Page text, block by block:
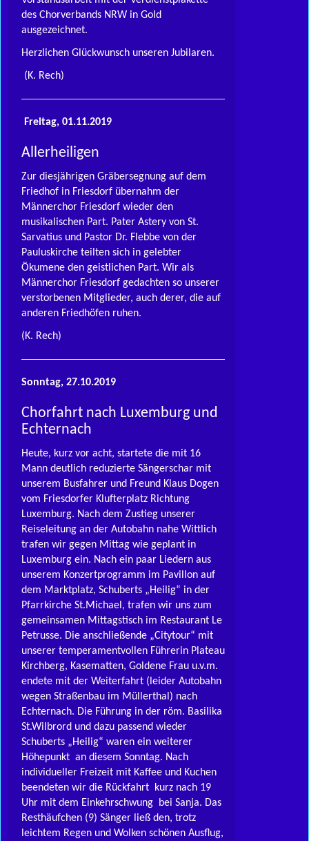
des Chorverbands NRW in Gold
ausgezeichnet.
Herzlichen Glückwunsch unseren Jubilaren.
(K. Rech)
Freitag, 01.11.2019
Allerheiligen
Zur diesjährigen Gräbersegnung auf dem
Friedhof in Friesdorf übernahm der
Männerchor Friesdorf wieder den
musikalischen Part. Pater Astery von St.
Sarvatius und Pastor Dr. Flebbe von der
Pauluskirche teilten sich in gelebter
Ökumene den geistlichen Part. Wir als
Männerchor Friesdorf gedachten so unserer
verstorbenen Mitglieder, auch derer, die auf
anderen Friedhöfen ruhen.
(K. Rech)
Sonntag, 27.10.2019
Chorfahrt nach Luxemburg und
Echternach
Heute, kurz vor acht, startete die mit 16
Mann deutlich reduzierte Sängerschar mit
unserem Busfahrer und Freund Klaus Dogen
vom Friesdorfer Klufterplatz Richtung
Luxemburg. Nach dem Zustieg unserer
Reiseleitung an der Autobahn nahe Wittlich
trafen wir gegen Mittag wie geplant in
Luxemburg ein. Nach ein paar Liedern aus
unserem Konzertprogramm im Pavillon auf
dem Marktplatz, Schuberts „Heilig“ in der
Pfarrkirche St.Michael, trafen wir uns zum
gemeinsamen Mittagstisch im Restaurant Le
Petrusse. Die anschließende „Citytour“ mit
unserer temperamentvollen Führerin Plateau
Kirchberg, Kasematten, Goldene Frau u.v.m.
endete mit der Weiterfahrt (leider Autobahn
wegen Straßenbau im Müllerthal) nach
Echternach. Die Führung in der röm. Basilika
St.Wilbrord und dazu passend wieder
Schuberts „Heilig“ waren ein weiterer
Höhepunkt an diesem Sonntag. Nach
individueller Freizeit mit Kaffee und Kuchen
beendeten wir die Rückfahrt kurz nach 19
Uhr mit dem Einkehrschwung bei Sanja. Das
Resthäufchen (9) Sänger ließ den, trotz
leichtem Regen und Wolken schönen Ausflug,